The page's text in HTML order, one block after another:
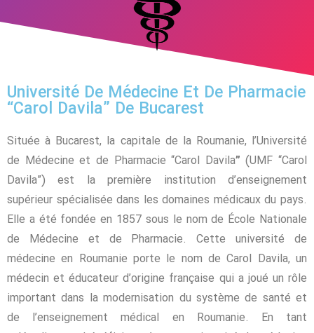
Université De Médecine Et De Pharmacie
“Carol Davila” De Bucarest
Située à Bucarest, la capitale de la Roumanie, l’Université
de Médecine et de Pharmacie “Carol Davila” (UMF “Carol
Davila”) est la première institution d’enseignement
supérieur spécialisée dans les domaines médicaux du pays.
Elle a été fondée en 1857 sous le nom de École Nationale
de Médecine et de Pharmacie. Cette université de
médecine en Roumanie porte le nom de Carol Davila, un
médecin et éducateur d’origine française qui a joué un rôle
important dans la modernisation du système de santé et
de l’enseignement médical en Roumanie. En tant